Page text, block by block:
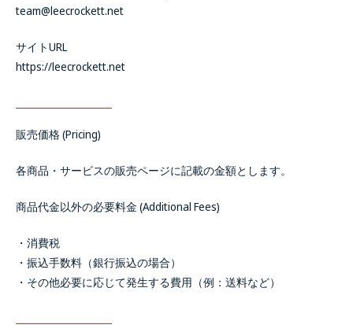
team@leecrockett.net
サイトURL
https://leecrockett.net
販売価格 (Pricing)
各商品・サービスの販売ページに記載の金額とします。
商品代金以外の必要料金 (Additional Fees)
・消費税
・振込手数料（銀行振込の場合）
・その他必要に応じて発生する費用（例：送料など）